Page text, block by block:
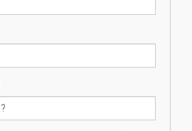
calouros do segundo semestre